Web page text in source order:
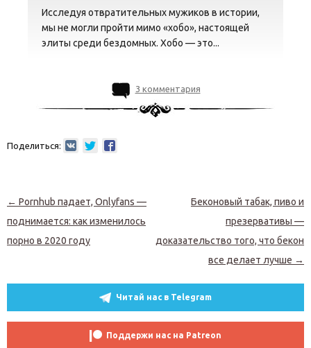
Исследуя отвратительных мужиков в истории,
мы не могли пройти мимо «хобо», настоящей
элиты среди бездомных. Хобо — это...
3 комментария
Поделиться:
Навигация по записям
← Pornhub падает, Onlyfans —
поднимается: как изменилось
порно в 2020 году
Беконовый табак, пиво и
презервативы —
доказательство того, что бекон
все делает лучше →
Читай нас в Telegram
Поддержи нас на Patreon